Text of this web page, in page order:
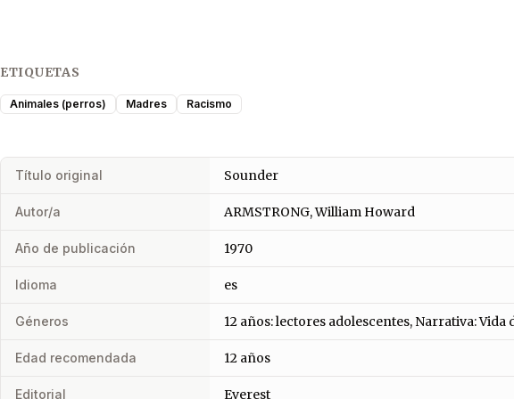
ETIQUETAS
Animales (perros) Madres Racismo
Título original Sounder
Autor/a ARMSTRONG, William Howard
Año de publicación 1970
Idioma es
Géneros 12 años: lectores adolescentes, Narrativa: Vida
Edad recomendada 12 años
Editorial Everest